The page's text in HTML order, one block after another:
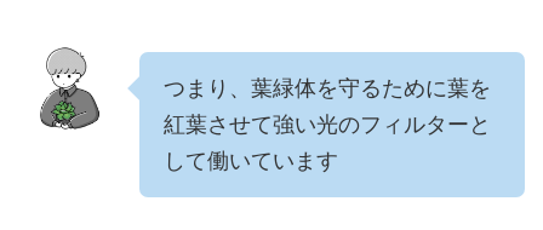
つまり、葉緑体を守るために葉を
紅葉させて強い光のフィルターと
して働いています